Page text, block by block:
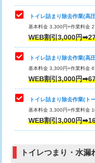
トイレ詰まり除去作業(高
基本料金 3,300円+作業料金
WEB割引3,000円
トイレ詰まり除去作業(
基本料金 3,300円+作業料金
WEB割引3,000円
トイレ詰まり除去作業(ト
基本料金 3,300円+作業料金
WEB割引3,000円
トイレつまり・水